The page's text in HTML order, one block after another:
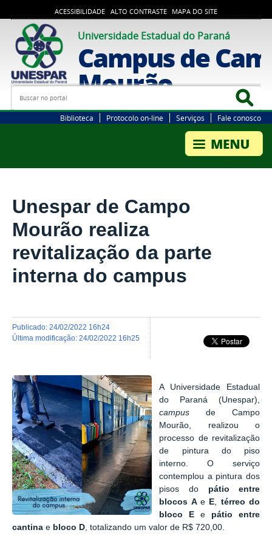
ACESSIBILIDADE ALTO CONTRASTE MAPA DO SITE
Universidade Estadual do Paraná
Campus de
Mourão
Busca
Biblioteca Protocolo on-line Serviços Fale conosco
Unespar de Campo
Mourão realiza
revitalização da parte
interna do campus
publicado: 24/02/2022 16h24
última modificação: 24/02/2022 16h25
A Universidade Estadual
do Paraná (Unespar),
campus de Campo
Mourão, realizou o
processo de revitalização
de pintura do piso
interno. O serviço
contemplou a pintura dos
pisos do pátio entre
blocos Ae E
térreo do
bloco E e pátio entre
cantina e bloco D , totalizando um valor de R$ 720,00.